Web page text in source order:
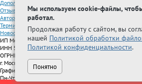
Дополнительные услуги
Отзывы
Авторизованные партнеры
Термины
Новости
ИП Межидова А.М.
ИНН 501209692616
ОГРНИП 325508100296005
г. Москва, Волжский бульвар, д. 51, стр. 15
График работы:
Пн-Чт с 9:00 до 18:00, Пт с 9:00 до 17:00
Мы используем cookie-файлы,
работал.
Продолжая работу с сайтом, вы
нашей Политикой обработки
Политикой конфиденциальности.
Понятно